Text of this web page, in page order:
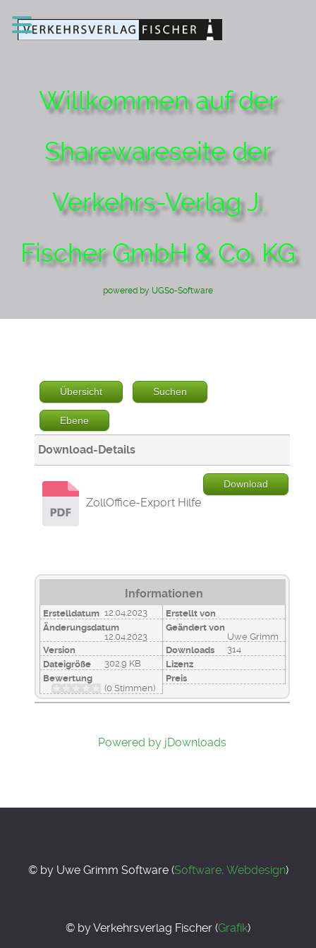
Willkommen auf der
Sharewareseite der
Verkehrs-Verlag J.
Fischer GmbH & Co. KG
powered by UGSo-Software
Übersicht Suchen
Ebene
Download-Details
ZollOffice-Export Hilfe
Download
Informationen
Erstelldatum 12.04.2023
Änderungsdatum
12.04.2023
Version
Dateigröße
302.9 KB
Bewertung
(0 Stimmen)
Erstellt von
Geändert von
Uwe Grimm
Downloads
314
Lizenz
Preis
Powered by jDownloads
© by Uwe Grimm Software (Software, Webdesign)
© by Verkehrsverlag Fischer (Grafik)